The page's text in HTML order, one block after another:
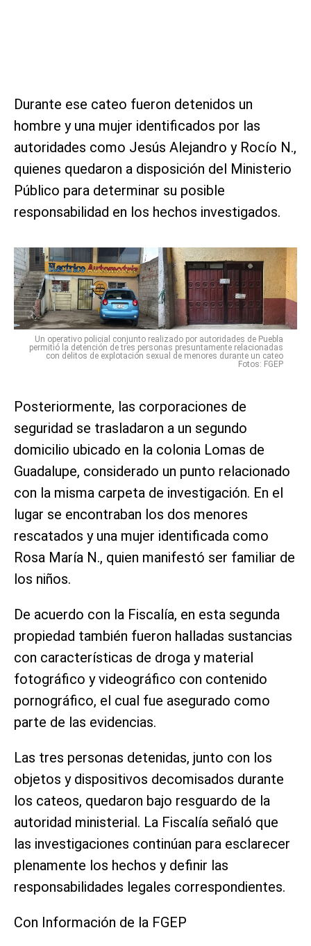
Durante ese cateo fueron detenidos un
hombre y una mujer identificados por las
autoridades como Jesús Alejandro y Rocío N.,
quienes quedaron a disposición del Ministerio
Público para determinar su posible
responsabilidad en los hechos investigados.
Un operativo policial conjunto realizado por autoridades de Puebla
permitió la detención de tres personas presuntamente relacionadas
con delitos de explotación sexual de menores durante un cateo
Fotos: FGEP
Posteriormente, las corporaciones de
seguridad se trasladaron a un segundo
domicilio ubicado en la colonia Lomas de
Guadalupe, considerado un punto relacionado
con la misma carpeta de investigación. En el
lugar se encontraban los dos menores
rescatados y una mujer identificada como
Rosa María N., quien manifestó ser familiar de
los niños.
De acuerdo con la Fiscalía, en esta segunda
propiedad también fueron halladas sustancias
con características de droga y material
fotográfico y videográfico con contenido
pornográfico, el cual fue asegurado como
parte de las evidencias.
Las tres personas detenidas, junto con los
objetos y dispositivos decomisados durante
los cateos, quedaron bajo resguardo de la
autoridad ministerial. La Fiscalía señaló que
las investigaciones continúan para esclarecer
plenamente los hechos y definir las
responsabilidades legales correspondientes.
Con Información de la FGEP